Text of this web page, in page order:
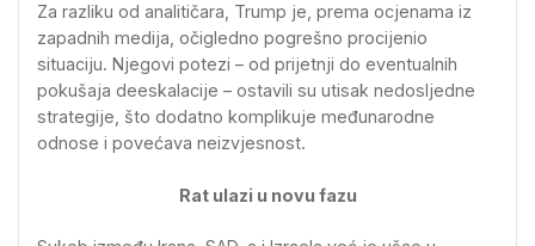
Za razliku od analitičara, Trump je, prema ocjenama iz
zapadnih medija, očigledno pogrešno procijenio
situaciju. Njegovi potezi – od prijetnji do eventualnih
pokušaja deeskalacije – ostavili su utisak nedosljedne
strategije, što dodatno komplikuje međunarodne
odnose i povećava neizvjesnost.
Rat ulazi u novu fazu